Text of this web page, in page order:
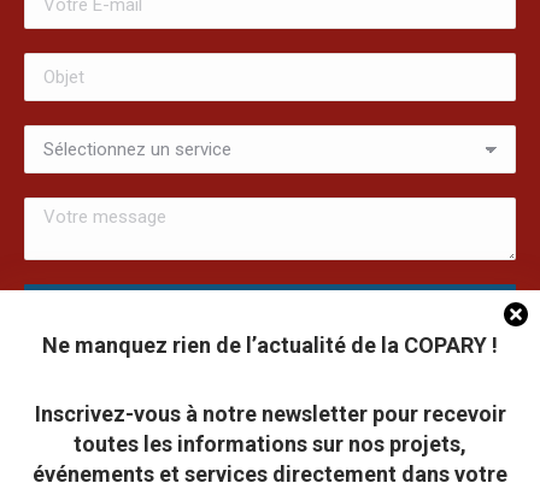
Cookies du site Copary.fr
Ce site utilise des cookies pour améliorer son fonctionnement et
Ne manquez rien de l’actualité de la COPARY !
Inscrivez-vous à notre newsletter pour recevoir
toutes les informations sur nos projets,
événements et services directement dans votre
Ce site a été réalisé avec le soutien financier de l'Union
Européen à travers le programmation LEADER du GAL du
Pays Barrois